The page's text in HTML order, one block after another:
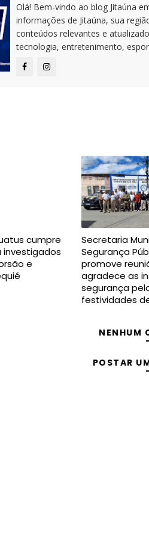
Olá! Bem-vindo ao blog Jitaúna
informações de Jitaúna, sua
conteúdos relevantes e
tecnologia, entretenimento,
cumpre
e
Secretaria
Segurança
promove
agradece as
segurança
festividades
NENHUM
POSTAR